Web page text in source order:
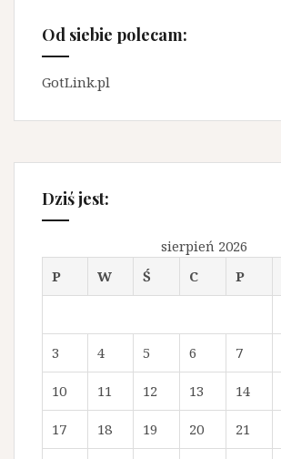
Od siebie polecam:
GotLink.pl
Dziś jest:
sierpień 2026
P
W Ś C P
3 4 5 6 7
10 11 12 13 14
17 18 19 20 21